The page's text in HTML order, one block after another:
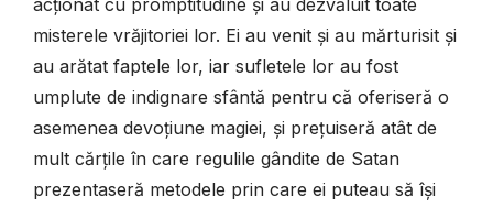
misterele vrăjitoriei lor. Ei au venit și au mărturisit și
au arătat faptele lor, iar sufletele lor au fost
umplute de indignare sfântă pentru că oferiseră o
asemenea devoțiune magiei, și prețuiseră atât de
mult cărțile în care regulile gândite de Satan
prezentaseră metodele prin care ei puteau să își